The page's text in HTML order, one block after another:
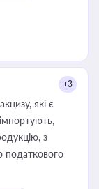
+3
які є
з
податкового